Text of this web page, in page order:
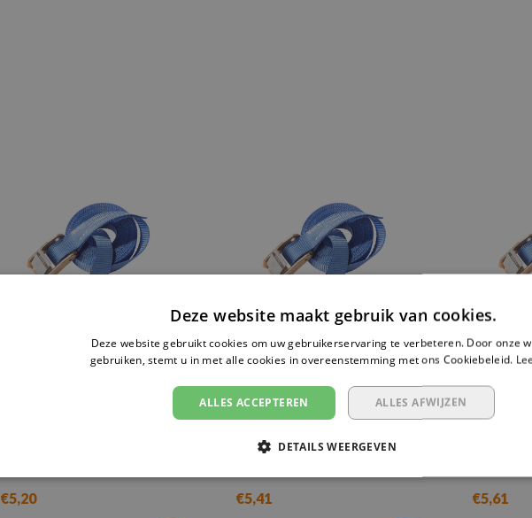
METER - 25 MM - 750 KG
€5,20
EINDLOZE
METER - 25 MM - 750 KG
Lengte: 2 meter
Breedte: 25 mm
€5,41
Lengte:
€5,61
Deze website maakt gebruik van cookies.
Deze website gebruikt cookies om uw gebruikerservaring te verbeteren. Door onze
gebruiken, stemt u in met alle cookies in overeenstemming met ons Cookiebeleid.
ALLES ACCEPTEREN ALLES AFWIJZEN
DETAILS WEERGEVEN